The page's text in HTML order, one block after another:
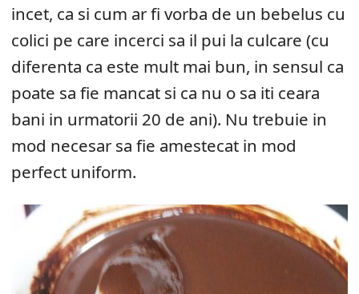
incet, ca si cum ar fi vorba de un bebelus cu
colici pe care incerci sa il pui la culcare (cu
diferenta ca este mult mai bun, in sensul ca
poate sa fie mancat si ca nu o sa iti ceara
bani in urmatorii 20 de ani). Nu trebuie in
mod necesar sa fie amestecat in mod
perfect uniform.